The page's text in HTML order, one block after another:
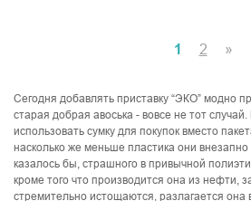
1 2 »
Сегодня добавлять приставку “ЭКО” модно
старая добрая авоська - вовсе не тот
использовать сумку для покупок вместо
насколько же меньше пластика они внезапно
казалось бы, страшного в привычной
кроме того что производится она из нефти,
стремительно истощаются, разлагается она